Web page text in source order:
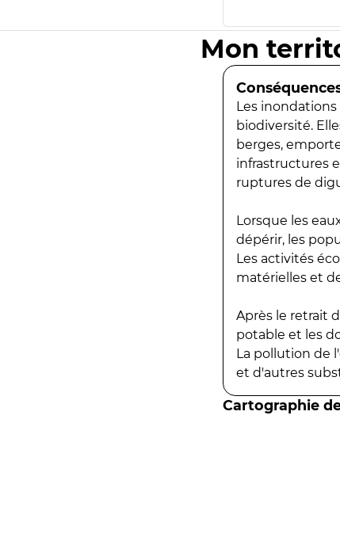
Mon
Les
biodiversité.
berges,
infrastructures
ruptures de
Lorsque les
dépérir, les
Les activités
matérielles et
Après le retrait
potable et les
La pollution de
et d'autres
Cartographie